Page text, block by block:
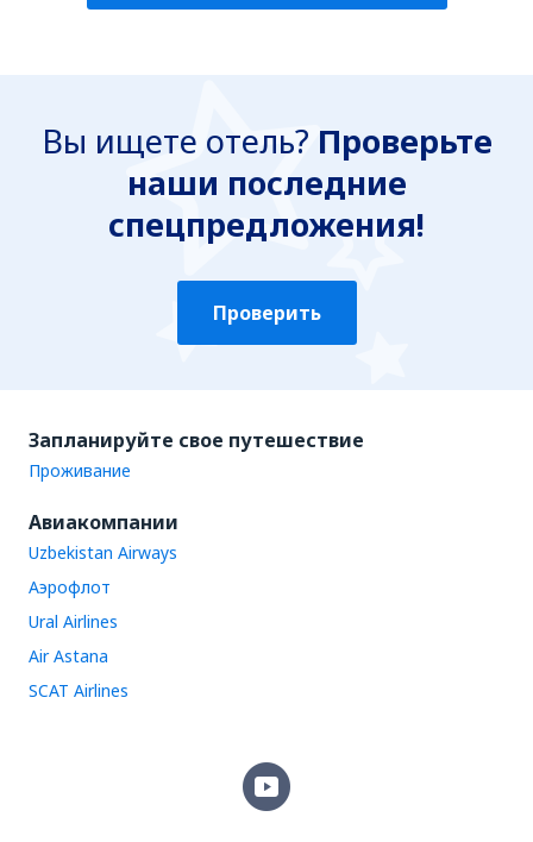
Вы ищете отель? Проверьте
наши последние
спецпредложения!
Проверить
Запланируйте свое путешествие
Проживание
Авиакомпании
Uzbekistan Airways
Аэрофлот
Ural Airlines
Air Astana
SCAT Airlines